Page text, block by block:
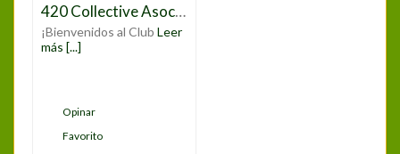
420 Collective Asociación Gregorio Marañon
¡Bienvenidos al ClubLeer
más [...]
Opinar
Favorito